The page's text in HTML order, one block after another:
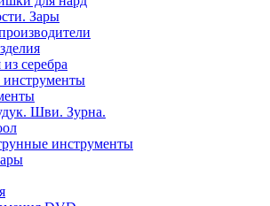
Зары
серебра
Шви. Зурна.
инструменты